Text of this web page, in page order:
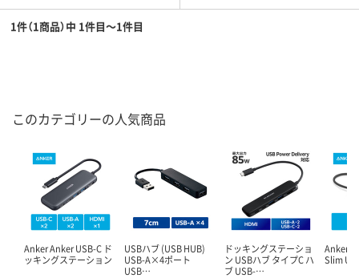
1件（1商品）中 1件目～1件目
このカテゴリーの人気商品
Anker Anker USB-C ド
ッキングステーション
USBハブ (USB HUB)
USB-A×4ポート
USB…
ドッキングステーショ
ン USBハブ タイプC ハ
ブ USB-…
Anker
Slim